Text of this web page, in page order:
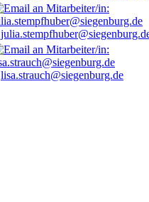
lisa.strauch@siegenburg.de